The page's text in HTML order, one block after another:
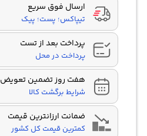
ارسال فوق سریع
تیپاکس؛ پست؛ پیک
پرداخت بعد از تست
پرداخت در محل
هفت روز تضمین تعویض
شرایط برگشت کالا
ضمانت ارزانترین قیمت
کمترین قیمت کل کشور